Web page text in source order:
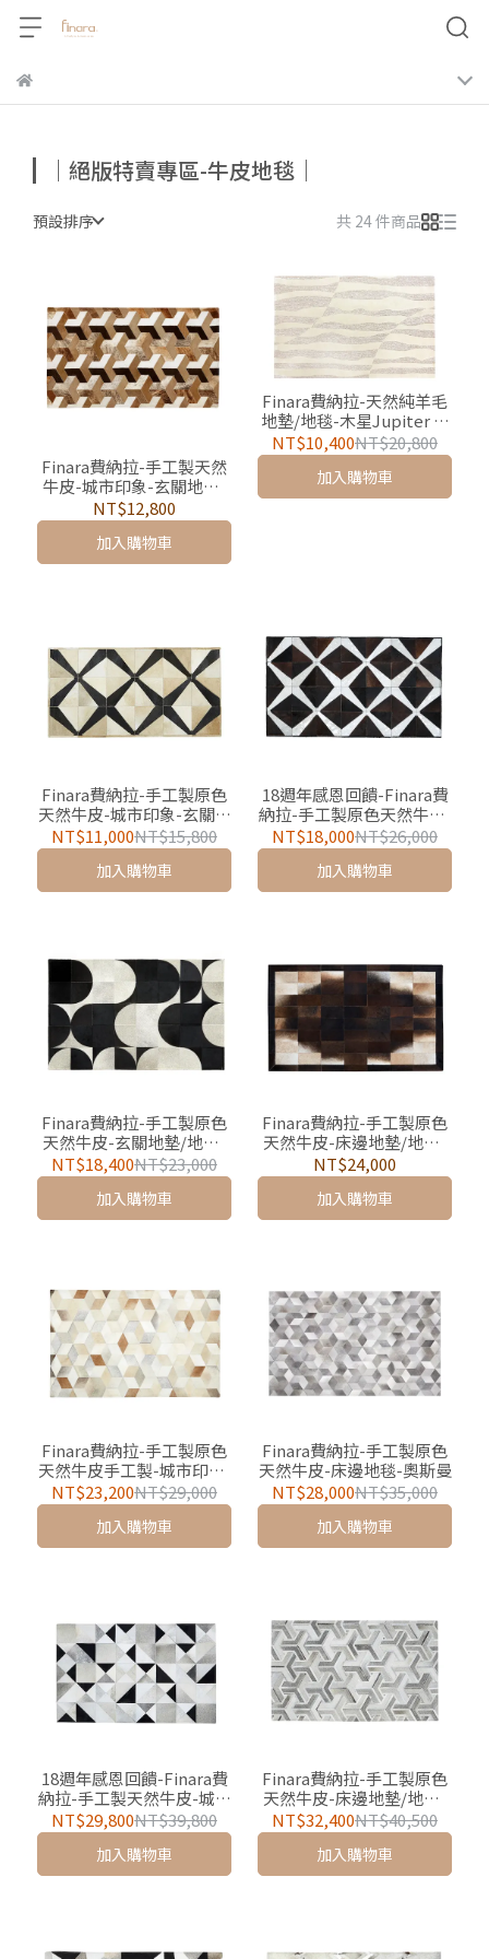
｜絕版特賣專區-牛皮地毯｜
預設排序 共 24 件商品
Finara費納拉-手工製天然
牛皮-城市印象-玄關地墊/
地毯-巴黎 最後乙組現貨售
完斷貨
NT$12,800
加入購物車
Finara費納拉-天然純羊毛
地墊/地毯-木星Jupiter 最
後一組
NT$10,400NT$20,800
加入購物車
Finara費納拉-手工製原色
天然牛皮-城市印象-玄關迎
賓地墊/地毯-斯德哥爾摩
(最後兩組）
NT$11,000NT$15,800
加入購物車
18週年感恩回饋-Finara費
納拉-手工製原色天然牛皮-
城市印象-玄關迎賓地墊/地
毯-斯德哥爾摩·華麗冬季
（官網獨家限定）唯一一
組
NT$18,000NT$26,000
加入購物車
Finara費納拉-手工製原色
天然牛皮-玄關地墊/地毯-
貝加爾珍珠
NT$18,400NT$23,000
加入購物車
Finara費納拉-手工製原色
天然牛皮-床邊地墊/地毯-
芬蘭森林
NT$24,000
加入購物車
Finara費納拉-手工製原色
天然牛皮手工製-城市印象-
床邊地墊/地毯-波西塔諾
NT$23,200NT$29,000
加入購物車
Finara費納拉-手工製原色
天然牛皮-床邊地毯-奧斯曼
NT$28,000NT$35,000
加入購物車
18週年感恩回饋-Finara費
納拉-手工製天然牛皮-城市
印象-玄關迎賓地墊/地毯-
紐約 （官網獨家限定）唯
一一組
NT$29,800NT$39,800
加入購物車
Finara費納拉-手工製原色
天然牛皮-床邊地墊/地毯-
莫內花園-夏鳴灰色
NT$32,400NT$40,500
加入購物車